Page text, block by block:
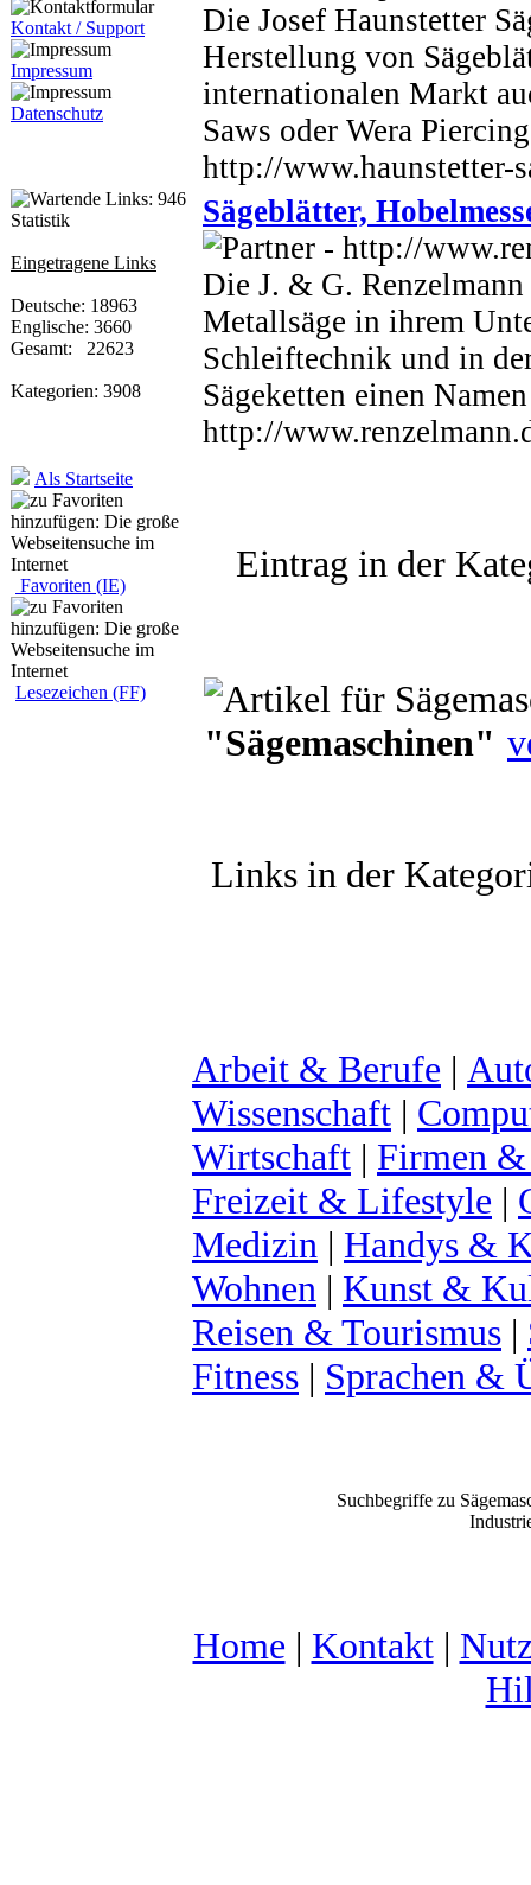
Kontakt / Support
Impressum
Datenschutz
Statistik
Eingetragene Links
Deutsche: 18963
Englische: 3660
Gesamt: 22623
Kategorien: 3908
Als Startseite
Favoriten (IE)
Lesezeichen (FF)
Die Josef Haunstetter
Herstellung von
internationalen Markt
Saws oder Wera
http://www.haunstetter-
Sägeblätter,
Die J. & G.
Metallsäge in ihrem
Schleiftechnik und in
Sägeketten einen
http://
Eintrag in der
"Sägemaschinen"
Links in der
Arbeit & Berufe |
Wissenschaft |
Wirtschaft | Firmen
Freizeit & Lifestyle |
Medizin | Handys &
Wohnen | Kunst &
Reisen & Tourismus |
Fitness | Sprachen &
Suchbegriffe zu
Home | Kontakt|